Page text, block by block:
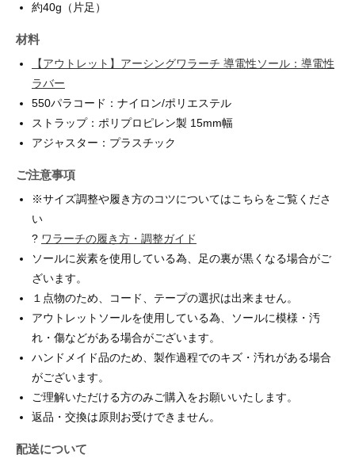
約40g（片足）
材料
【アウトレット】アーシングワラーチ 導電性ソール：導電性
ラバー
550パラコード：ナイロン/ポリエステル
ストラップ：ポリプロピレン製 15mm幅
アジャスター：プラスチック
ご注意事項
※サイズ調整や履き方のコツについてはこちらをご覧くださ
い
? ワラーチの履き方・調整ガイド
ソールに炭素を使用している為、足の裏が黒くなる場合がご
ざいます。
１点物のため、コード、テープの選択は出来ません。
アウトレットソールを使用している為、ソールに模様・汚
れ・傷などがある場合がございます。
ハンドメイド品のため、製作過程でのキズ・汚れがある場合
がございます。
ご理解いただける方のみご購入をお願いいたします。
返品・交換は原則お受けできません。
配送について